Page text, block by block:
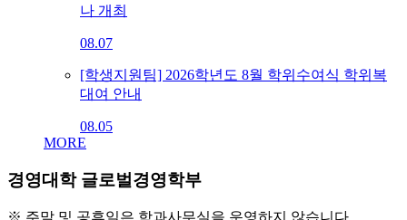
나 개최
08.07
[학생지원팀] 2026학년도 8월 학위수여식 학위복
대여 안내
08.05
MORE
경영대학 글로벌경영학부